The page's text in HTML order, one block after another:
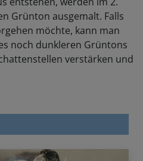
Grünton ausgemalt. Falls
möchte, kann man
noch dunkleren Grüntons
verstärken und